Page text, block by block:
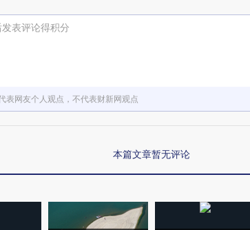
发表评论得积分
表网友个人观点，不代表财新网观点
本篇文章暂无评论